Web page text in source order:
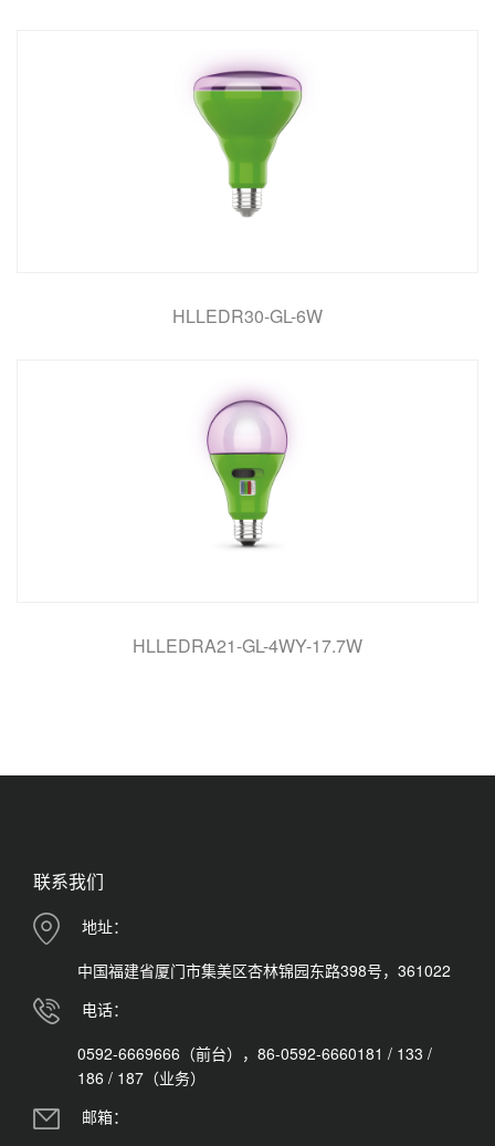
HLLEDR30-GL-6W
HLLEDRA21-GL-4WY-17.7W
联系我们
地址：
中国福建省厦门市集美区杏林锦园东路398号，361022
电话：
0592-6669666（前台），86-0592-6660181 / 133 /
186 / 187（业务）
邮箱：